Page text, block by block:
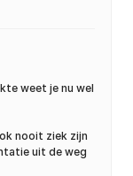
weet je nu wel
nooit ziek zijn
uit de weg